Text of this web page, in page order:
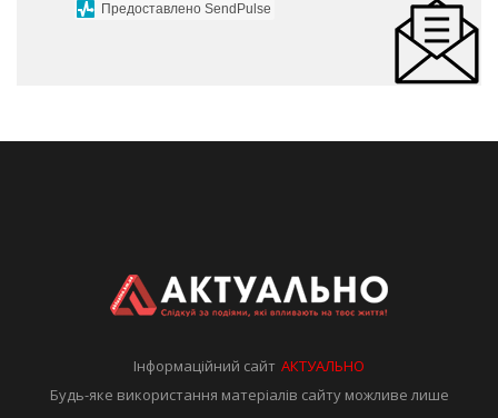
Предоставлено SendPulse
Інформаційний сайтАКТУАЛЬНО
Будь-яке використання матеріалів сайту можливе лише